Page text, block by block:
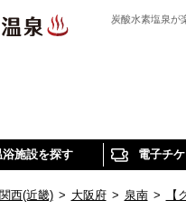
炭酸水素塩泉が
浴施設を探す 電子チ
関西(近畿) > 大阪府 > 泉南 > 【